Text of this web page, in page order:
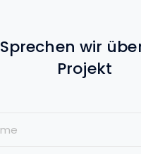
Sprechen wir
Projekt